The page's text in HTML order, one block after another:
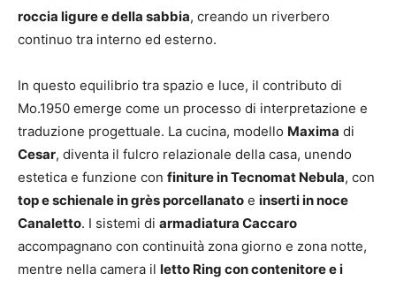
roccia ligure e della sabbia, creando un riverbero
continuo tra interno ed esterno.
In questo equilibrio tra spazio e luce, il contributo di
Mo.1950 emerge come un processo di interpretazione e
traduzione progettuale. La cucina, modello Maxima di
Cesar, diventa il fulcro relazionale della casa, unendo
estetica e funzione con finiture in Tecnomat Nebula, con
top e schienale in grès porcellanato e inserti in noce
Canaletto. I sistemi di armadiatura Caccaro
accompagnano con continuità zona giorno e zona notte,
mentre nella camera il letto Ring con contenitore e i